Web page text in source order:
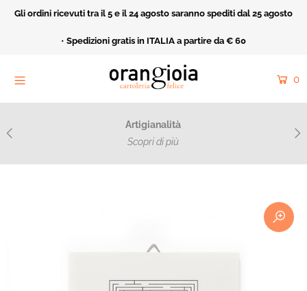
Gli ordini ricevuti tra il 5 e il 24 agosto saranno spediti dal 25 agosto
• Spedizioni gratis in ITALIA a partire da € 60
0
Artigianalità
Scopri di più
Rivendita
Acquarello e ricamo
Entra o crea un nuovo account